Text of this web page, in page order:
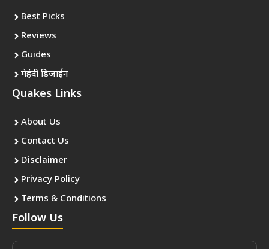
Best Picks
Reviews
Guides
मेहंदी डिजाईन
Quakes Links
About Us
Contact Us
Disclaimer
Privacy Policy
Terms & Conditions
Follow Us